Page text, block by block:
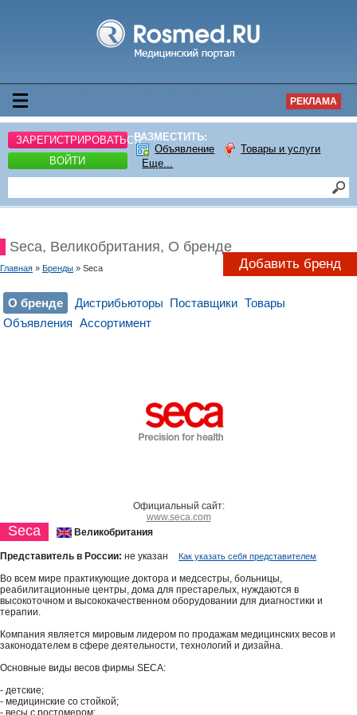
РЕКЛАМА
ЗАРЕГИСТРИРОВАТЬСЯ
ВОЙТИ
РАЗМЕСТИТЬ:
Объявление
Товары и услуги
Еще...
Seca, Великобритания, О бренде
Главная » Бренды » Seca Добавить бренд
О бренде Дистрибьюторы Поставщики Товары
Объявления Ассортимент
Официальный сайт:
www.seca.com
Seca Великобритания
Представитель в России: не указан Как указать себя представителем
Во всем мире практикующие доктора и медсестры, больницы,
реабилитационные центры, дома для престарелых, нуждаются в
высокоточном и высококачественном оборудовании для диагностики и
терапии.
Компания является мировым лидером по продажам медицинских весов и
законодателем в сфере деятельности, технологий и дизайна.
Основные виды весов фирмы SECA:
- детские;
- медицинские со стойкой;
- весы с ростомером;